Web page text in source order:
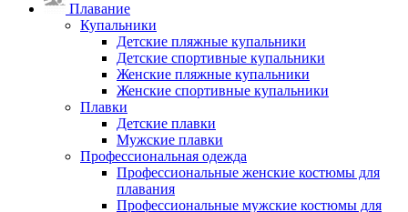
Плавание
Купальники
Детские пляжные купальники
Детские спортивные купальники
Женские пляжные купальники
Женские спортивные купальники
Плавки
Детские плавки
Мужские плавки
Профессиональная одежда
Профессиональные женские костюмы для
плавания
Профессиональные мужские костюмы для